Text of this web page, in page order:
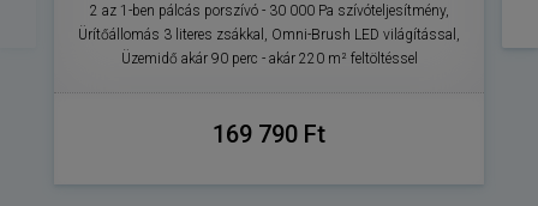
2 az 1-ben pálcás porszívó - 30 000 Pa szívóteljesítmény,
Ürítőállomás 3 literes zsákkal, Omni-Brush LED világítással,
Üzemidő akár 90 perc - akár 220 m² feltöltéssel
169 790 Ft